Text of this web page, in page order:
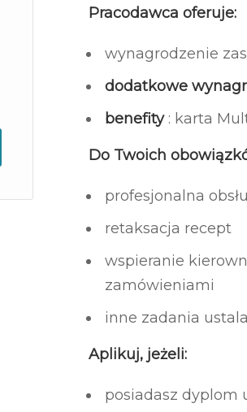
Pracodawca oferuje:
wynagrodzenie
dodatkowe
benefity: karta
Do Twoich
profesjonalna
retaksacja recept
wspieranie
zamówieniami
inne zadania
Aplikuj, jeżeli:
posiadasz dyplom